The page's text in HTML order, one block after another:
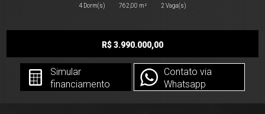
4 Dorm(s) 762,00 m² 2 Vaga(s)
R$ 3.990.000,00
Simular
financiamento
Contato via
Whatsapp